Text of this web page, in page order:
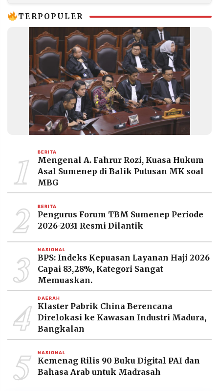
TERPOPULER
1 BERITA
Mengenal A. Fahrur Rozi, Kuasa Hukum
Asal Sumenep di Balik Putusan MK soal
MBG
2 BERITA
Pengurus Forum TBM Sumenep Periode
2026-2031 Resmi Dilantik
3 NASIONAL
BPS: Indeks Kepuasan Layanan Haji 2026
Capai 83,28%, Kategori Sangat
Memuaskan.
4 DAERAH
Klaster Pabrik China Berencana
Direlokasi ke Kawasan Industri Madura,
Bangkalan
5 NASIONAL
Kemenag Rilis 90 Buku Digital PAI dan
Bahasa Arab untuk Madrasah